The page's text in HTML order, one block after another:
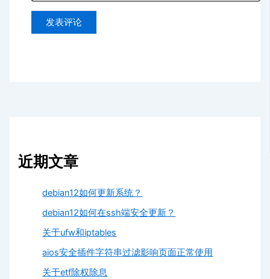
近期文章
debian12如何更新系统？
debian12如何在ssh端安全更新？
关于ufw和iptables
aios安全插件字符串过滤影响页面正常使用
关于etf除权除息